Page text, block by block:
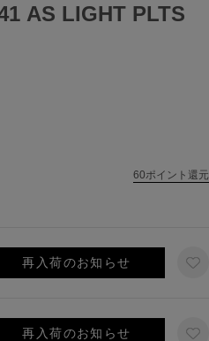
AS LIGHT PLTS
60ポイント還元
再入荷のお知らせ
再入荷のお知らせ